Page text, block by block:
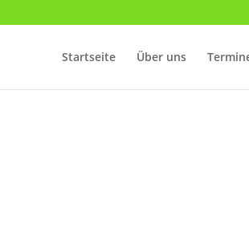
Startseite Über uns